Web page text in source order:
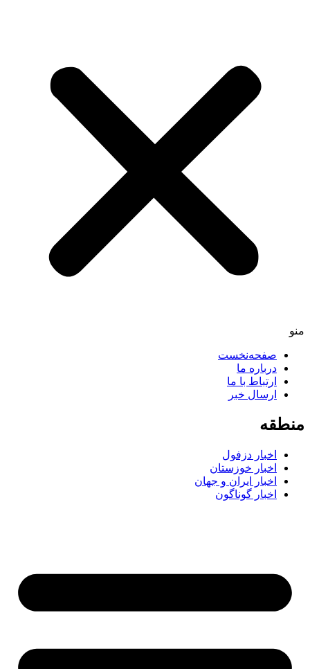
صفحه‌نخست
درباره ما
ارتباط با ما
ارسال خبر
اخبار دزفول
اخبار خوزستان
اخبار ایران و جهان
اخبار گوناگون